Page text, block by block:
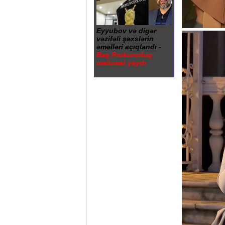
Eyyubov və digər
vəzifəli şəxslərin
əməlləri açıqlandı -
Baş Prokurorluq
məlumat yaydı